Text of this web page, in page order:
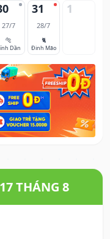
27/7
🐅
Dần
31
28/7
🐈
Đinh Mão
1
THÁNG 8